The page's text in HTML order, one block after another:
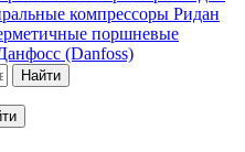
компрессоры Ридан
поршневые
(Danfoss)
Найти